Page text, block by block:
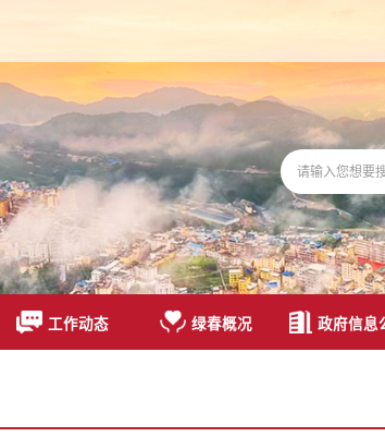
工作动态 绿春概况 政府信息